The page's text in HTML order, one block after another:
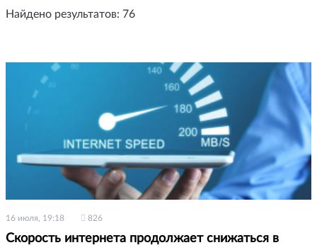
Найдено результатов: 76
16 июля, 19:18 826
Скорость интернета продолжает снижаться в